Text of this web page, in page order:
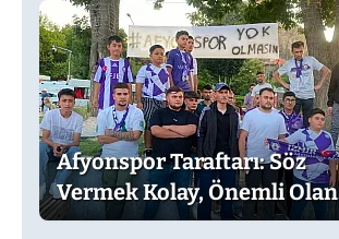
Afyonspor Taraftarı: Söz
Vermek Kolay, Önemli Olan
Sözün Arkasında Durmak